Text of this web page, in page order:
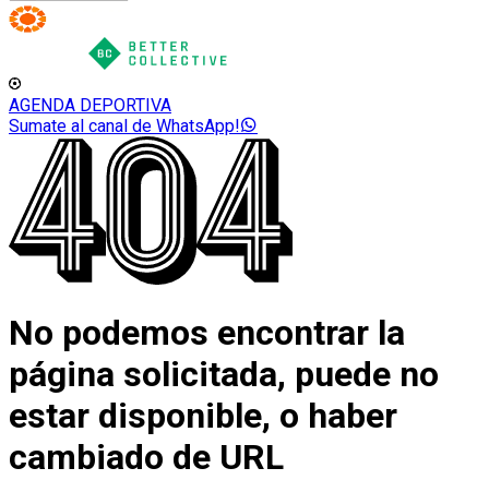
AGENDA DEPORTIVA
Sumate al canal de WhatsApp!
No podemos encontrar la
página solicitada, puede no
estar disponible, o haber
cambiado de URL